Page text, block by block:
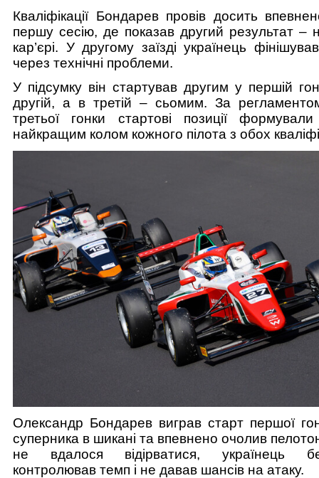
Кваліфікації Бондарев провів досить
першу сесію, де показав другий результат –
кар’єрі. У другому заїзді українець
через технічні проблеми.
У підсумку він стартував другим у першій
другій, а в третій – сьомим. За
третьої гонки стартові позиції
найкращим колом кожного пілота з обох
Олександр Бондарев виграв старт першої
суперника в шикані та впевнено очолив
не вдалося відірватися, українець
контролював темп і не давав шансів на атаку.